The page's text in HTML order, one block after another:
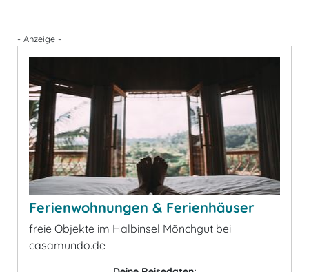
- Anzeige -
Ferienwohnungen & Ferienhäuser
freie Objekte im Halbinsel Mönchgut bei
casamundo.de